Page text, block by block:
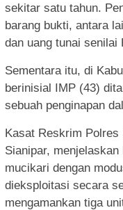
sekitar satu tahun.
barang bukti, antara
dan uang tunai senilai
Sementara itu, di
berinisial IMP (43)
sebuah penginapan
Kasat Reskrim Polres
Sianipar,
mucikari dengan
dieksploitasi secara
mengamankan tiga